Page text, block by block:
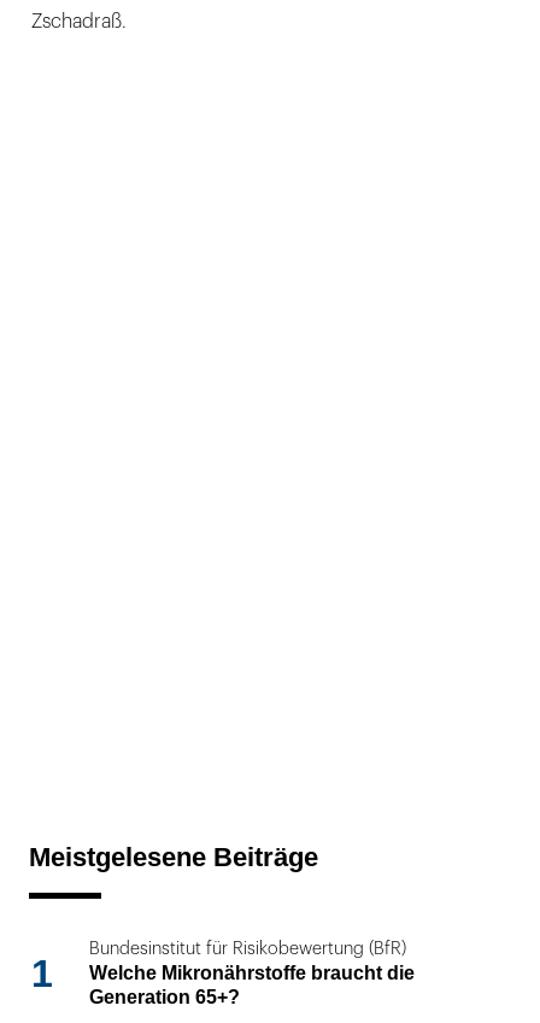
Zschadraß.
Meistgelesene Beiträge
1
Bundesinstitut für Risikobewertung (BfR)
Welche Mikronährstoffe braucht die
Generation 65+?